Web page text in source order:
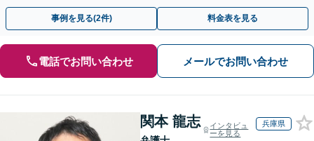
門チームで正当な権利を守ります【顧問先企業60社超】
事例を見る(2件) 料金表を見る
電話でお問い合わせ メールでお問い合わせ
関本 龍志
インタビュ
ーを見る
兵庫県